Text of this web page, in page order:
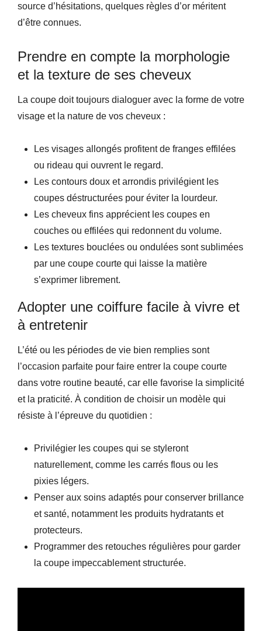
source d’hésitations, quelques règles d’or méritent
d’être connues.
Prendre en compte la morphologie
et la texture de ses cheveux
La coupe doit toujours dialoguer avec la forme de votre
visage et la nature de vos cheveux :
Les visages allongés profitent de franges effilées
ou rideau qui ouvrent le regard.
Les contours doux et arrondis privilégient les
coupes déstructurées pour éviter la lourdeur.
Les cheveux fins apprécient les coupes en
couches ou effilées qui redonnent du volume.
Les textures bouclées ou ondulées sont sublimées
par une coupe courte qui laisse la matière
s’exprimer librement.
Adopter une coiffure facile à vivre et
à entretenir
L’été ou les périodes de vie bien remplies sont
l’occasion parfaite pour faire entrer la coupe courte
dans votre routine beauté, car elle favorise la simplicité
et la praticité. À condition de choisir un modèle qui
résiste à l’épreuve du quotidien :
Privilégier les coupes qui se styleront
naturellement, comme les carrés flous ou les
pixies légers.
Penser aux soins adaptés pour conserver brillance
et santé, notamment les produits hydratants et
protecteurs.
Programmer des retouches régulières pour garder
la coupe impeccablement structurée.